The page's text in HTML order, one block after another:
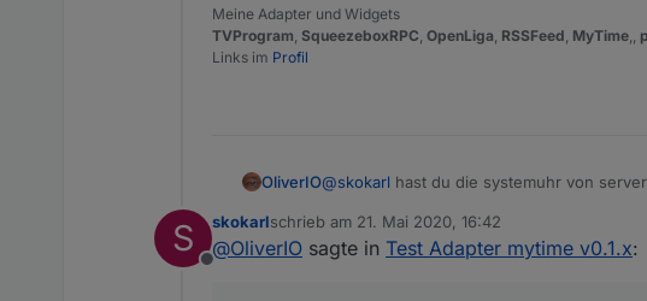
Meine Adapter und Widgets
TVProgram SqueezeboxRPC OpenLiga RSSFeed MyTime
Links im Profil
OliverIO@skokarl hast du die systemuhr von
S
Offline
skokarlschrieb am 21. Mai 2020, 16:42
zuletzt editiert von
@OliverIO sagte in Test Adapter mytime v0.1.x: